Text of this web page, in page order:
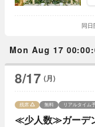
同
Mon Aug 17
8/17 (月)
≪少人数≫ガーデ
残席 無料 リアルタイム